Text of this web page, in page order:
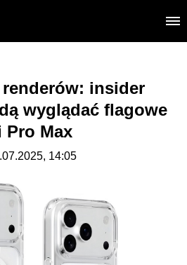
insider
wyglądać flagowe
Pro Max
14:05